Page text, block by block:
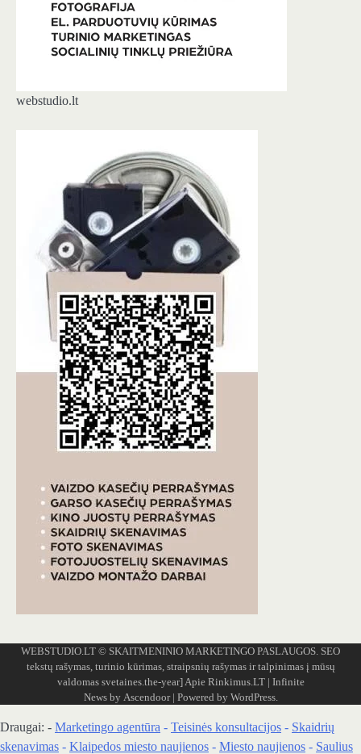
webstudio.lt
WEBSTUDIO.LT © SKAITMENINIO MARKETINGO PASLAUGOS. SEO
tekstų rašymas, turinio kūrimas, straipsnių rašymas ir talpinimas į mūsų
valdomas svetaines.the-year] Apie Rinkimus.LT| Infinite
News by Ascendoor| Powered by WordPress.
Draugai: - Marketingo agentūra - Teisinės konsultacijos - Skaidrių
skenavimas - Klaipedos miesto naujienos - Miesto naujienos - Saulius